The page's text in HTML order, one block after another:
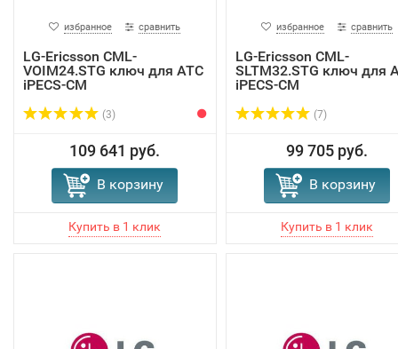
избранное сравнить
LG-Ericsson CML-
VOIM24.STG ключ для АТС
iPECS-CM
(3)
109 641 руб.
В корзину
избранное сравнить
LG-Ericsson CML-
SLTM32.STG ключ для
iPECS-CM
(7)
99 705 руб.
В корзину